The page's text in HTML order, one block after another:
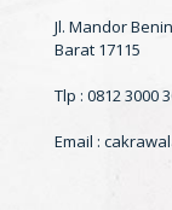
Jl. Mandor
Barat 17115
Tlp : 0812 3000
Email :